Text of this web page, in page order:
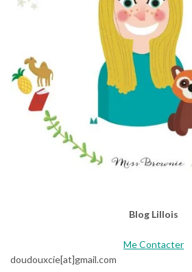
Blog Lillois
Me Contacter
doudouxcie[at]gmail.com